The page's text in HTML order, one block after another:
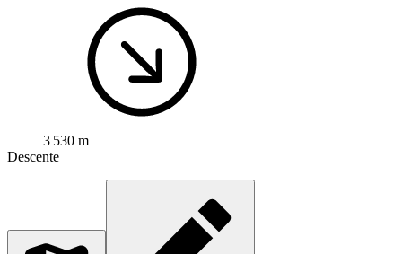
3 530 m
Descente